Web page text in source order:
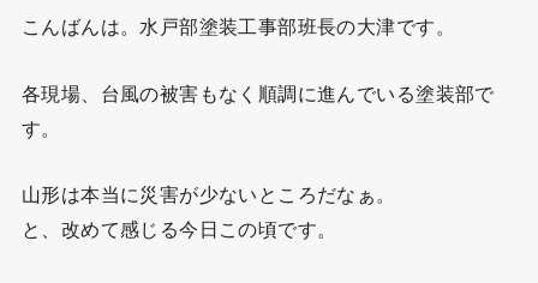
こんばんは。水戸部塗装工事部班長の大津です。
各現場、台風の被害もなく順調に進んでいる塗装部で
す。
山形は本当に災害が少ないところだなぁ。
と、改めて感じる今日この頃です。